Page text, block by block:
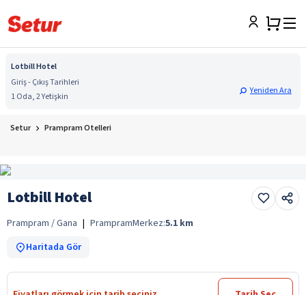
Lotbill Hotel
Giriş - Çıkış Tarihleri
1 Oda, 2 Yetişkin
Yeniden Ara
Setur Prampram Otelleri
Lotbill Hotel
Prampram / Gana | PrampramMerkez:5.1 km
Haritada Gör